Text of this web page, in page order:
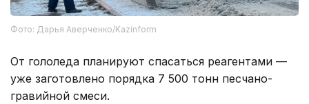
Фото: Дарья Аверченко/Kazinform
От гололеда планируют спасаться реагентами —
уже заготовлено порядка 7 500 тонн песчано-
гравийной смеси.